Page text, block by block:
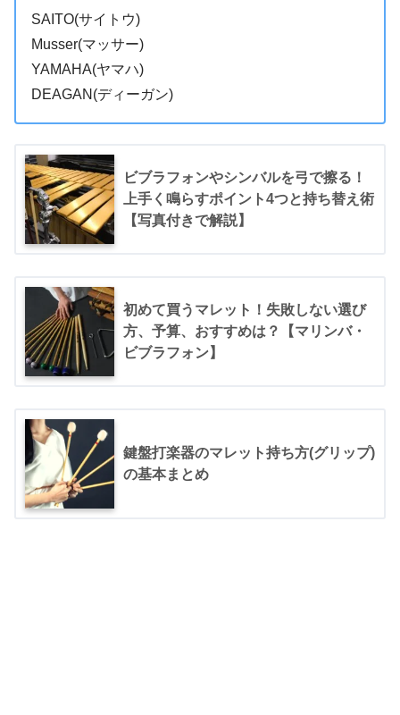
SAITO(サイトウ)
Musser(マッサー)
YAMAHA(ヤマハ)
DEAGAN(ディーガン)
ビブラフォンやシンバルを弓で擦る！
上手く鳴らすポイント4つと持ち替え術
【写真付きで解説】
初めて買うマレット！失敗しない選び
方、予算、おすすめは？【マリンバ・
ビブラフォン】
鍵盤打楽器のマレット持ち方(グリップ)
の基本まとめ